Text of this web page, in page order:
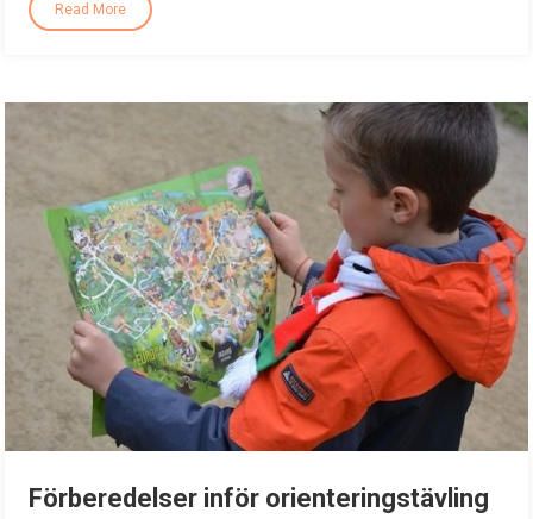
Read More
Förberedelser inför orienteringstävling